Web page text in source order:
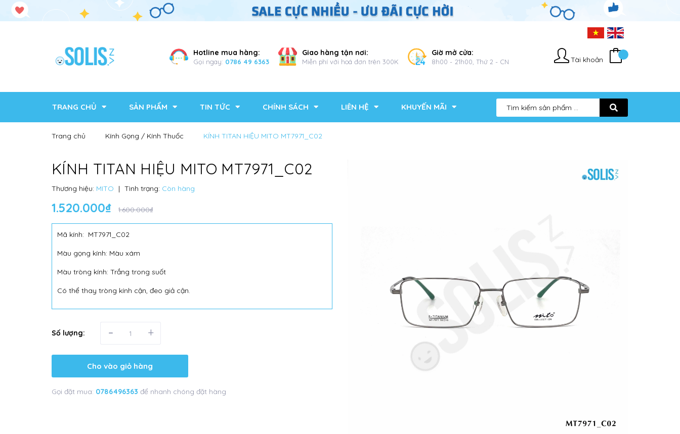
Hotline mua hàng:
Gọi ngay: 0786 49 6363
Giao hàng tận nơi:
Miễn phí với hoá đơn trên 300K
Giờ mở cửa:
8h00 - 21h00, Thứ 2 - CN Tài khoản
TRANG CHỦ SẢN PHẨM TIN TỨC CHÍNH SÁCH LIÊN HỆ KHUYẾN MÃI
Trang chủ Kính Gọng / Kính Thuốc KÍNH TITAN HIỆU MITO MT7971_C02
KÍNH TITAN HIỆU MITO MT7971_C02
Thương hiệu: MITO | Tình trạng: Còn hàng
1.520.000₫ 1.600.000₫
Mã kính: MT7971_C02
Màu gọng kính: Màu xám
Màu tròng kính: Trắng trong suốt
Có thể thay tròng kính cận, đeo giả cận.
Số lượng: - +
Cho vào giỏ hàng
Gọi đặt mua: 0786496363 để nhanh chóng đặt hàng